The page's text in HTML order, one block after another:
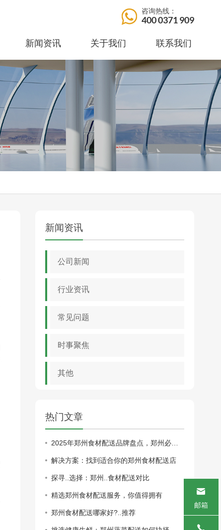
咨询热线：
400 0371 909
新闻资讯 关于我们 联系我们
新闻资讯
公司新闻
行业资讯
常见问题
时事聚焦
其他
热门文章
解决方案：找到适合你的郑州食材配送店
探寻..选择：郑州..食材配送对比
精选郑州食材配送服务，你值得拥有
郑州食材配送哪家好?..推荐
邮箱